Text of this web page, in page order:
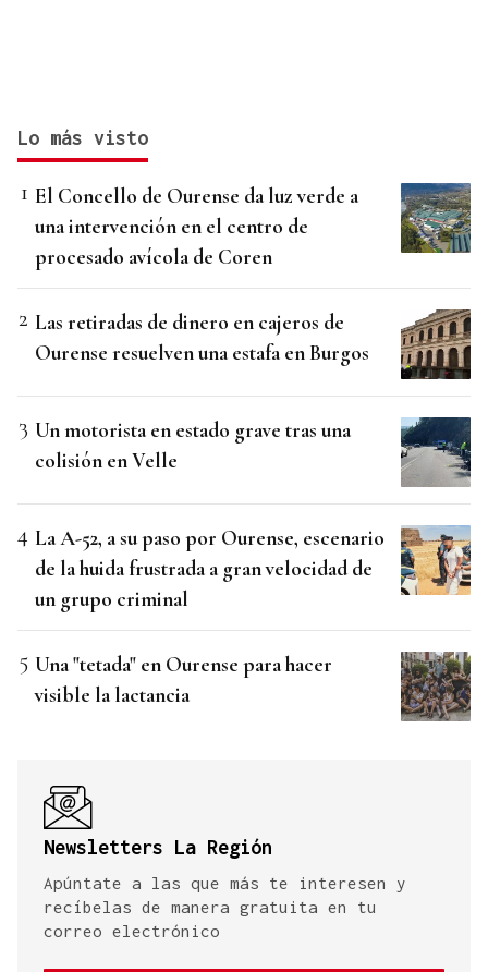
Lo más visto
El Concello de Ourense da luz verde a
una intervención en el centro de
procesado avícola de Coren
Las retiradas de dinero en cajeros de
Ourense resuelven una estafa en Burgos
Un motorista en estado grave tras una
colisión en Velle
La A-52, a su paso por Ourense, escenario
de la huida frustrada a gran velocidad de
un grupo criminal
Una "tetada" en Ourense para hacer
visible la lactancia
Newsletters La Región
Apúntate a las que más te interesen y
recíbelas de manera gratuita en tu
correo electrónico